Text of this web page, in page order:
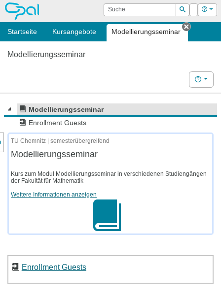
OPAL Suche
Suchen
Login Hilfe
Startseite Kursangebote Modellierungsseminar
Tab
Modellierungsseminar
Hilfe
Modellierungsseminar
Enrollment Guests
des Kursmenüs
TU Chemnitz | semesterübergreifend
Modellierungsseminar
Kurs zum Modul Modellierungsseminar in verschiedenen Studiengängen
der Fakultät für Mathematik
Weitere Informationen anzeigen
Enrollment Guests